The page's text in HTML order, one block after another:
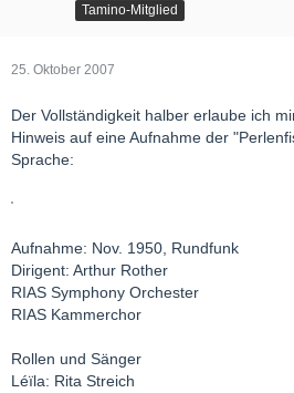
Tamino-Mitglied
25. Oktober 2007
Der Vollständigkeit halber erlaube ich
Hinweis auf eine Aufnahme der
Sprache:
Aufnahme: Nov. 1950, Rundfunk
Dirigent: Arthur Rother
RIAS Symphony Orchester
RIAS Kammerchor
Rollen und Sänger
Léïla: Rita Streich